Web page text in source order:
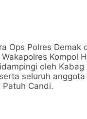
Ops Polres Demak
Kompol
oleh Kabag
seluruh
Candi.